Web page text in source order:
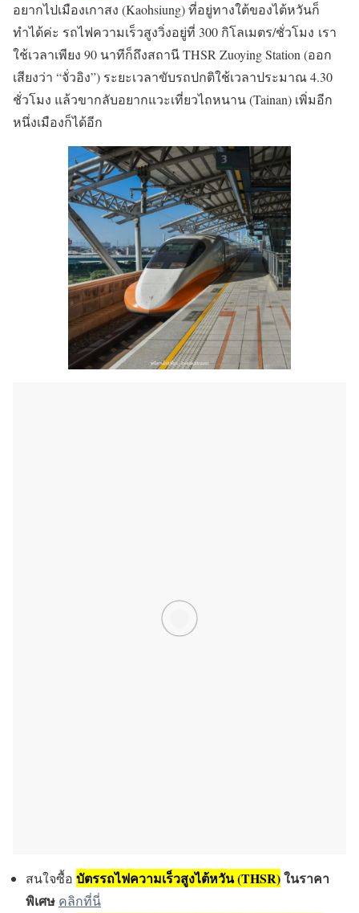
อยากไปเมืองเกาสง (Kaohsiung) ที่อยู่ทางใต้ของไต้หวันก็
ทำได้ค่ะ รถไฟความเร็วสูงวิ่งอยู่ที่ 300 กิโลเมตร/ชั่วโมง เรา
ใช้เวลาเพียง 90 นาทีก็ถึงสถานี THSR Zuoying Station (ออก
เสียงว่า “จั่วอิง”) ระยะเวลาขับรถปกติใช้เวลาประมาณ 4.30
ชั่วโมง แล้วขากลับอยากแวะเที่ยวไถหนาน (Tainan) เพิ่มอีก
หนึ่งเมืองก็ได้อีก
สนใจซื้อ บัตรรถไฟความเร็วสูงไต้หวัน (THSR)ในราคา
พิเศษ คลิกที่นี่